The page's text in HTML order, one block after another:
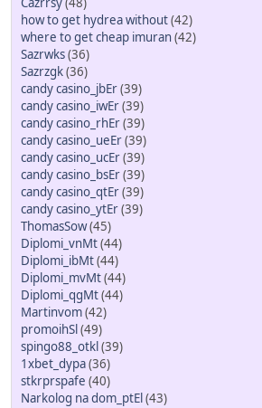
how to get hydrea without(42)
where to get cheap imuran(42)
Sazrwks(36)
Sazrzgk(36)
candy casino_jbEr(39)
candy casino_iwEr(39)
candy casino_rhEr(39)
candy casino_ueEr(39)
candy casino_ucEr(39)
candy casino_bsEr(39)
candy casino_qtEr(39)
candy casino_ytEr(39)
ThomasSow(45)
Diplomi_vnMt(44)
Diplomi_ibMt(44)
Diplomi_mvMt(44)
Diplomi_qgMt(44)
Martinvom(42)
promoihSl (49)
spingo88_otkl (39)
1xbet_dypa(36)
stkrprspafe (40)
Narkolog na dom_ptEl (43)